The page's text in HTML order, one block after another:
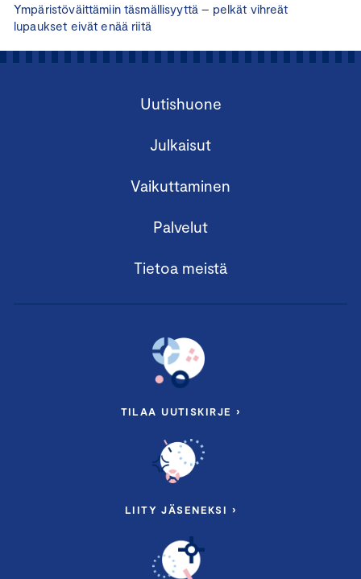
Ympäristöväittämiin täsmällisyyttä – pelkät vihreät
lupaukset eivät enää riitä
Uutishuone
Julkaisut
Vaikuttaminen
Palvelut
Tietoa meistä
TILAA UUTISKIRJE ›
LIITY JÄSENEKSI ›